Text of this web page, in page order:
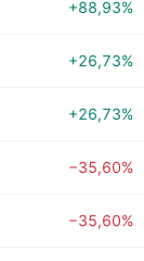
+88,93%
+26,73%
+26,73%
−35,60%
−35,60%